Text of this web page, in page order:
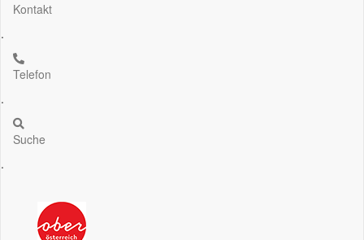
Kontakt
.
Telefon
.
Suche
.